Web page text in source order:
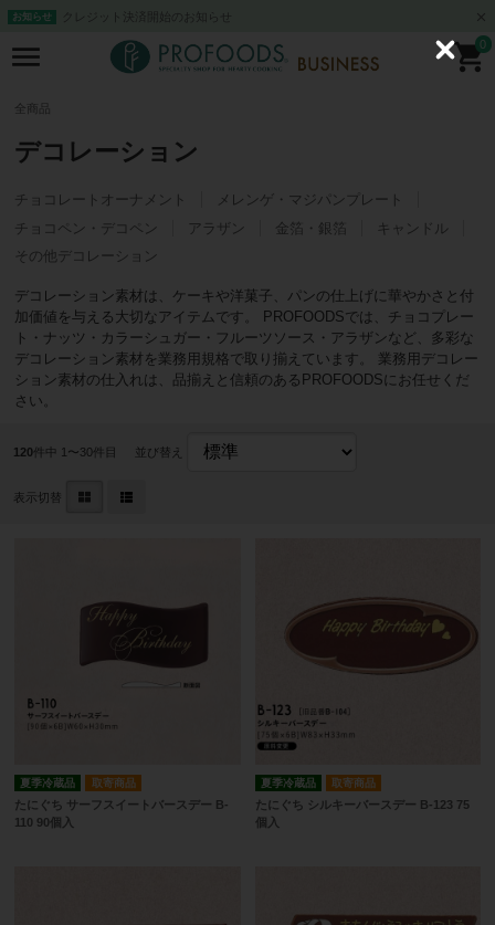
お知らせ クレジット決済開始のお知らせ
0
全商品
デコレーション
チョコレートオーナメント
メレンゲ・マジパンプレート
チョコペン・デコペン
アラザン 金箔・銀箔
キャンドル
その他デコレーション
デコレーション素材は、ケーキや洋菓子、パンの仕上げに華やかさと付
加価値を与える大切なアイテムです。 PROFOODSでは、チョコプレー
ト・ナッツ・カラーシュガー・フルーツソース・アラザンなど、多彩な
デコレーション素材を業務用規格で取り揃えています。 業務用デコレー
ション素材の仕入れは、品揃えと信頼のあるPROFOODSにお任せくだ
さい。
120件中 1〜30件目 並び替え
表示切替
夏季冷蔵品 取寄商品
たにぐち サーフスイートバースデー B-
110 90個入
夏季冷蔵品 取寄商品
たにぐち シルキーバースデー B-123 75
個入
C